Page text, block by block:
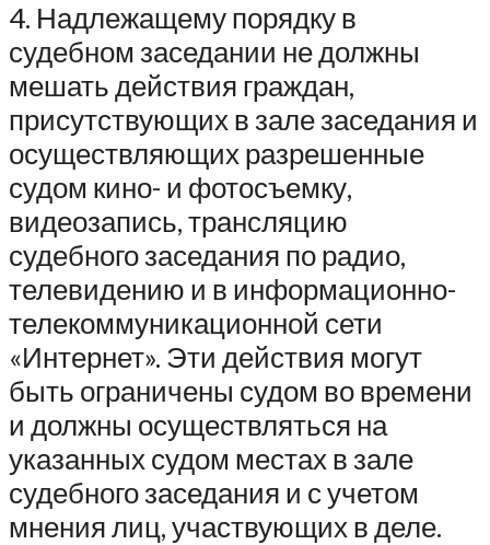
4. Надлежащему порядку в
судебном заседании не должны
мешать действия граждан,
присутствующих в зале заседания и
осуществляющих разрешенные
судом кино- и фотосъемку,
видеозапись, трансляцию
судебного заседания по радио,
телевидению и в информационно-
телекоммуникационной сети
«Интернет». Эти действия могут
быть ограничены судом во времени
и должны осуществляться на
указанных судом местах в зале
судебного заседания и с учетом
мнения лиц, участвующих в деле.